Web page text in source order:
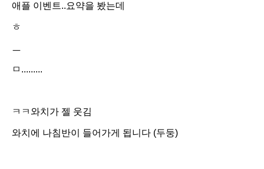
애플 이벤트..요약을 봤는데
ㅎ
ㅡ
ㅁ.........
ㅋㅋ와치가 젤 웃김
와치에 나침반이 들어가게 됩니다 (두둥)